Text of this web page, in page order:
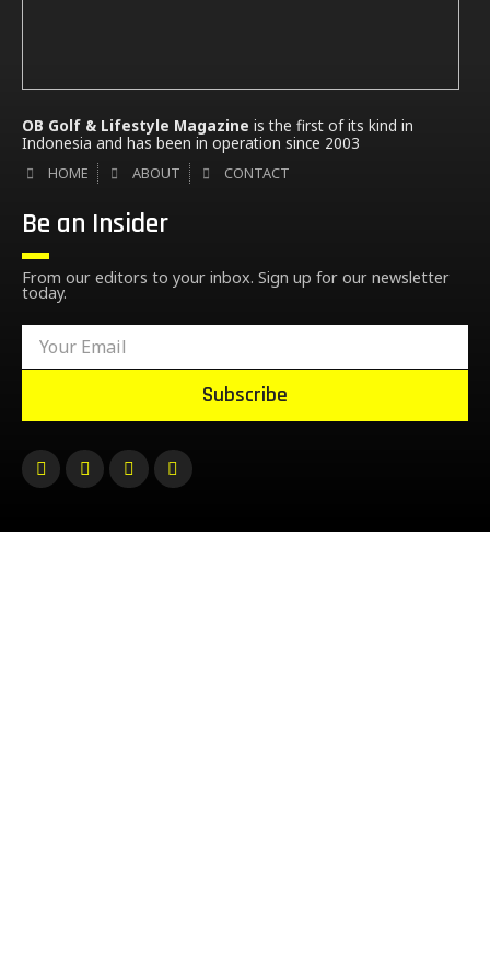
OB Golf & Lifestyle Magazine is the first of its kind in
Indonesia and has been in operation since 2003
HOME ABOUT CONTACT
Be an Insider
From our editors to your inbox. Sign up for our newsletter
today.
Subscribe